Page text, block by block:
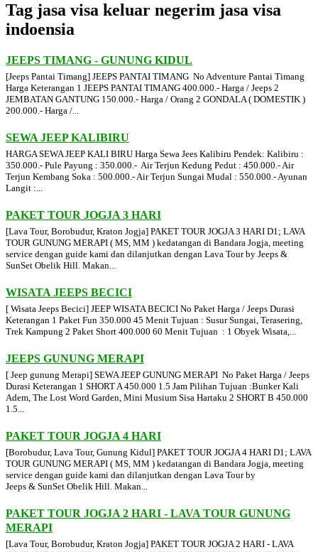
Tag jasa visa keluar negerim jasa visa
indoensia
JEEPS TIMANG - GUNUNG KIDUL
[Jeeps Pantai Timang] JEEPS PANTAI TIMANG No Adventure Pantai Timang
Harga Keterangan 1 JEEPS PANTAI TIMANG 400.000.- Harga / Jeeps 2
JEMBATAN GANTUNG 150.000.- Harga / Orang 2 GONDALA ( DOMESTIK )
200.000.- Harga /...
SEWA JEEP KALIBIRU
HARGA SEWA JEEP KALI BIRU Harga Sewa Jees Kalibiru Pendek: Kalibiru :
350.000.- Pule Payung : 350.000.- Air Terjun Kedung Pedut : 450.000.- Air
Terjun Kembang Soka : 500.000.- Air Terjun Sungai Mudal : 550.000.- Ayunan
Langit :...
PAKET TOUR JOGJA 3 HARI
[Lava Tour, Borobudur, Kraton Jogja] PAKET TOUR JOGJA 3 HARI D1; LAVA
TOUR GUNUNG MERAPI ( MS, MM ) kedatangan di Bandara Jogja, meeting
service dengan guide kami dan dilanjutkan dengan Lava Tour by Jeeps &
SunSet Obelik Hill. Makan...
WISATA JEEPS BECICI
[ Wisata Jeeps Becici] JEEP WISATA BECICI No Paket Harga / Jeeps Durasi
Keterangan 1 Paket Fun 350.000 45 Menit Tujuan : Susur Sungai, Terasering,
Trek Kampung 2 Paket Short 400.000 60 Menit Tujuan : 1 Obyek Wisata,...
JEEPS GUNUNG MERAPI
[ Jeep gunung Merapi] SEWA JEEP GUNUNG MERAPI No Paket Harga / Jeeps
Durasi Keterangan 1 SHORT A 450.000 1.5 Jam Pilihan Tujuan :Bunker Kali
Adem, The Lost Word Garden, Mini Musium Sisa Hartaku 2 SHORT B 450.000
1.5...
PAKET TOUR JOGJA 4 HARI
[Borobudur, Lava Tour, Gunung Kidul] PAKET TOUR JOGJA 4 HARI D1; LAVA
TOUR GUNUNG MERAPI ( MS, MM ) kedatangan di Bandara Jogja, meeting
service dengan guide kami dan dilanjutkan dengan Lava Tour by
Jeeps & SunSet Obelik Hill. Makan...
PAKET TOUR JOGJA 2 HARI - LAVA TOUR GUNUNG
MERAPI
[Lava Tour, Borobudur, Kraton Jogja] PAKET TOUR JOGJA 2 HARI - LAVA